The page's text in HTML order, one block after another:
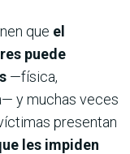
que el
puede
—física,
y muchas veces
presentan
les impiden